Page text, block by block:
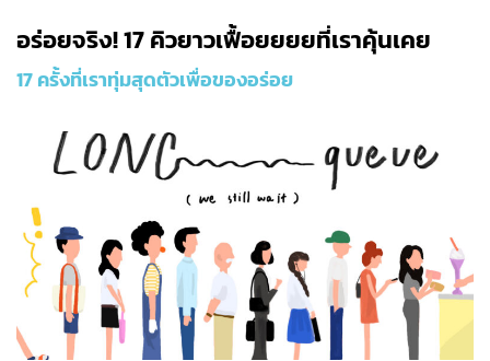
อร่อยจริง! 17 คิวยาวเฟื้อยยยยที่เราคุ้นเคย
17 ครั้งที่เราทุ่มสุดตัวเพื่อของอร่อย